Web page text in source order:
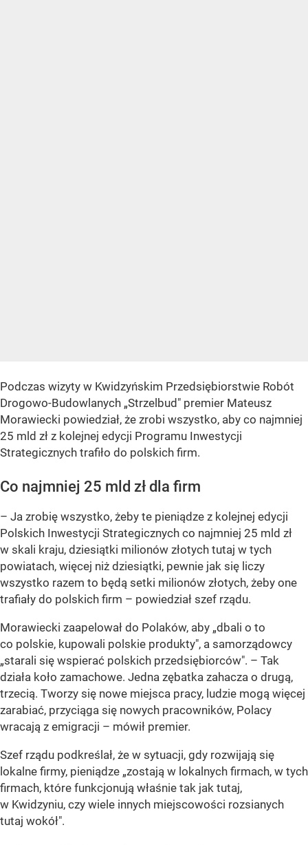
Podczas wizyty w Kwidzyńskim Przedsiębiorstwie Robót
Drogowo-Budowlanych „Strzelbud" premier Mateusz
Morawiecki powiedział, że zrobi wszystko, aby co najmniej
25 mld zł z kolejnej edycji Programu Inwestycji
Strategicznych trafiło do polskich firm.
Co najmniej 25 mld zł dla firm
– Ja zrobię wszystko, żeby te pieniądze z kolejnej edycji
Polskich Inwestycji Strategicznych co najmniej 25 mld zł
w skali kraju, dziesiątki milionów złotych tutaj w tych
powiatach, więcej niż dziesiątki, pewnie jak się liczy
wszystko razem to będą setki milionów złotych, żeby one
trafiały do polskich firm – powiedział szef rządu.
Morawiecki zaapelował do Polaków, aby „dbali o to
co polskie, kupowali polskie produkty", a samorządowcy
„starali się wspierać polskich przedsiębiorców". – Tak
działa koło zamachowe. Jedna zębatka zahacza o drugą,
trzecią. Tworzy się nowe miejsca pracy, ludzie mogą więcej
zarabiać, przyciąga się nowych pracowników, Polacy
wracają z emigracji – mówił premier.
Szef rządu podkreślał, że w sytuacji, gdy rozwijają się
lokalne firmy, pieniądze „zostają w lokalnych firmach, w tych
firmach, które funkcjonują właśnie tak jak tutaj,
w Kwidzyniu, czy wiele innych miejscowości rozsianych
tutaj wokół".